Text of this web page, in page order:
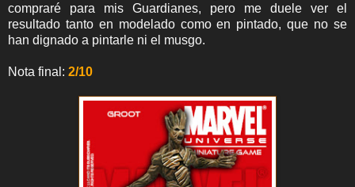
compraré para mis Guardianes, pero me duele ver el
resultado tanto en modelado como en pintado, que no se
han dignado a pintarle ni el musgo.
Nota final: 2/10